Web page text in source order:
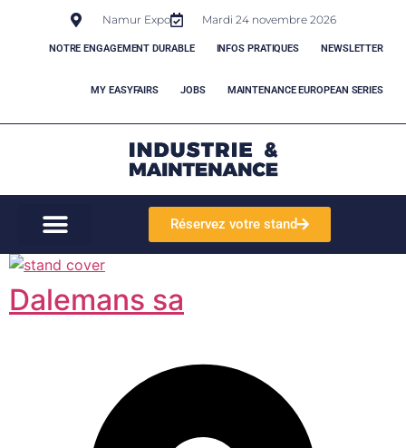
Namur Expo Mardi 24 novembre 2026
NOTRE ENGAGEMENT DURABLE INFOS PRATIQUES NEWSLETTER
MY EASYFAIRS JOBS MAINTENANCE EUROPEAN SERIES
Réservez votre stand
Dalemans sa